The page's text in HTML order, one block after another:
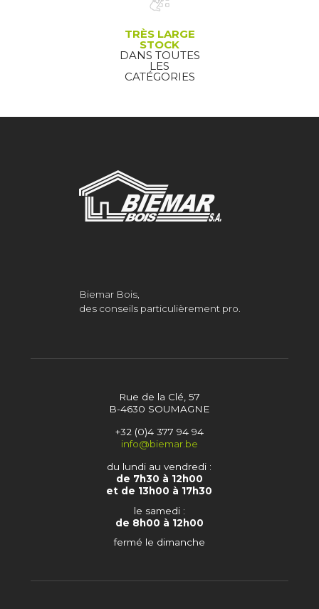
TRÈS LARGE
STOCK
DANS TOUTES
LES
CATÉGORIES
Biemar Bois,
des conseils particulièrement pro.
Rue de la Clé, 57
B-4630 SOUMAGNE
+32 (0)4 377 94 94
info@biemar.be
du lundi au vendredi :
de 7h30 à 12h00
et de 13h00 à 17h30
le samedi :
de 8h00 à 12h00
fermé le dimanche